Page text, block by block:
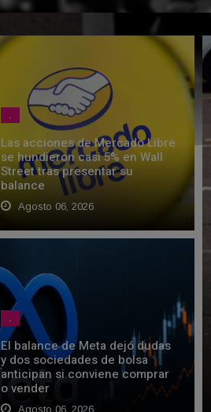
.
Las acciones de Mercado Libre
se hundieron casi 5% en Wall
Street tras presentar su
balance
Agosto 06, 2026
.
El balance de Meta dejó dudas
y dos sociedades de bolsa
anticipan si conviene comprar
o vender
Agosto 06, 2026